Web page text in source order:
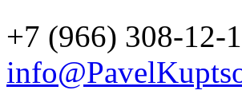
+7 (966) 308-12-